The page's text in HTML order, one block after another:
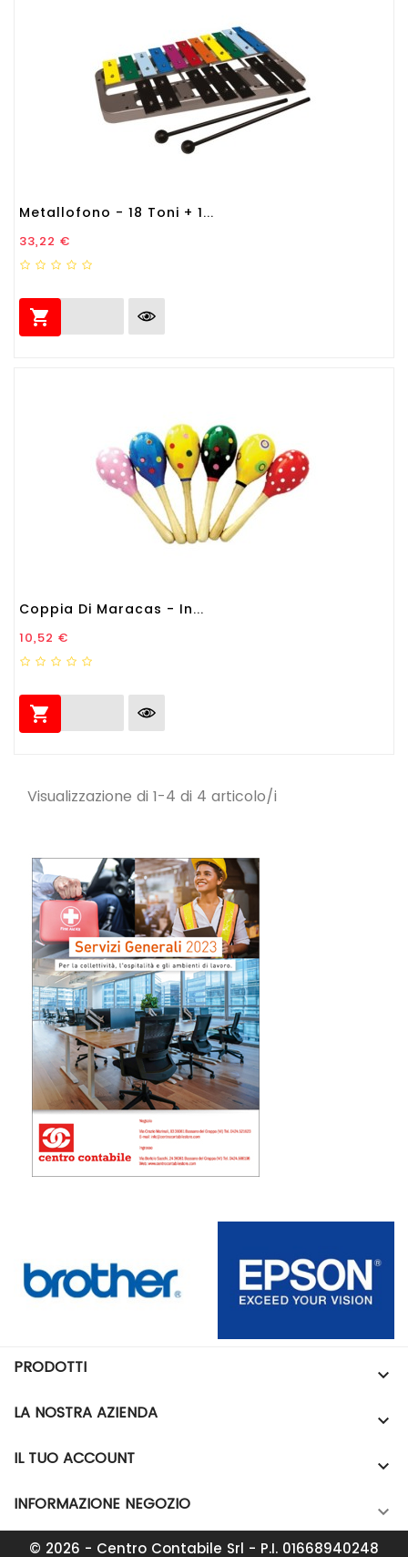
Metallofono - 18 Toni + 1...
Prezzo
33,22 €

Coppia Di Maracas - In...
Prezzo
10,52 €

Visualizzazione di 1-4 di 4 articolo/i
PRODOTTI 
LA NOSTRA AZIENDA 
IL TUO ACCOUNT 
INFORMAZIONE NEGOZIO 
© 2026 - Centro Contabile Srl - P.I. 01668940248